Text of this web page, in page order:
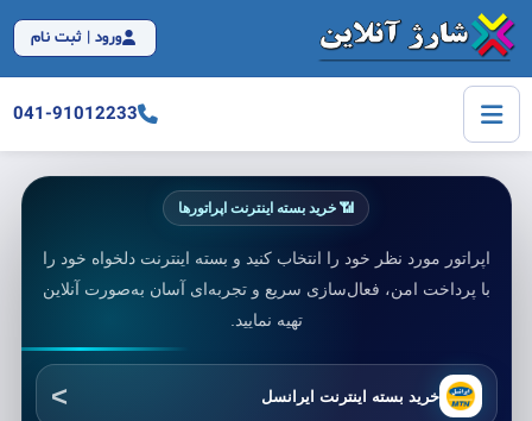
ورود | ثبت نام
041-91012233
📶 خرید بسته اینترنت اپراتورها
اپراتور مورد نظر خود را انتخاب کنید و بسته اینترنت دلخواه خود را
با پرداخت امن، فعال‌سازی سریع و تجربه‌ای آسان به‌صورت آنلاین
تهیه نمایید.
خرید بسته اینترنت ایرانسل